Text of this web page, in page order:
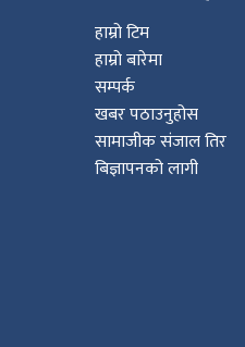
हाम्रो टिम
हाम्रो बारेमा
सम्पर्क
खबर पठाउनुहोस
सामाजीक संजाल तिर
बिज्ञापनको लागी